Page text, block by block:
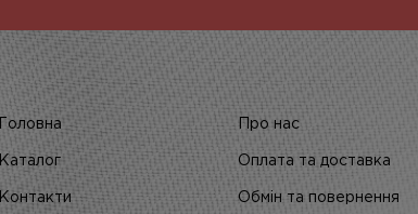
Головна
Каталог
Контакти
Про нас
Оплата та доставка
Обмін та повернення